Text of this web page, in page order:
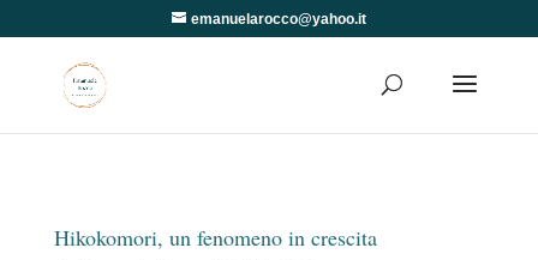
emanuelarocco@yahoo.it
Hikokomori, un fenomeno in crescita